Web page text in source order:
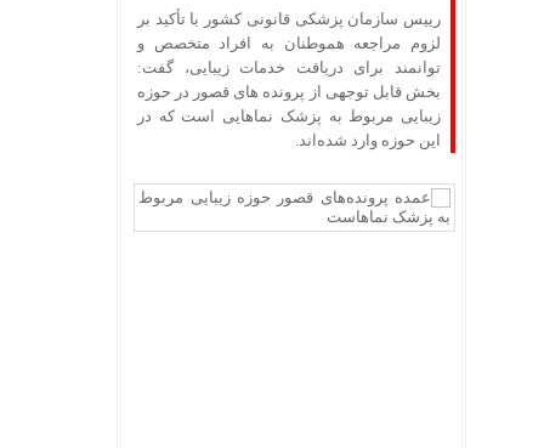
رییس سازمان پزشکی قانونی کشور با تأکید بر
لزوم مراجعه هموطنان به افراد متخصص و
توانمند برای دریافت خدمات زیبایی، گفت:
بخش قابل توجهی از پرونده های قصور در حوزه
زیبایی مربوط به پزشک نماهایی است که در
این حوزه وارد شده‌اند.